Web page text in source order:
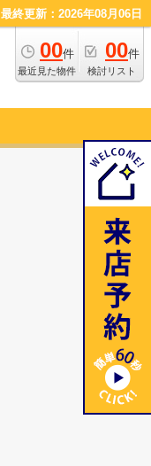
最終更新：2026年08月06日
00件
最近見た物件
00件
検討リスト